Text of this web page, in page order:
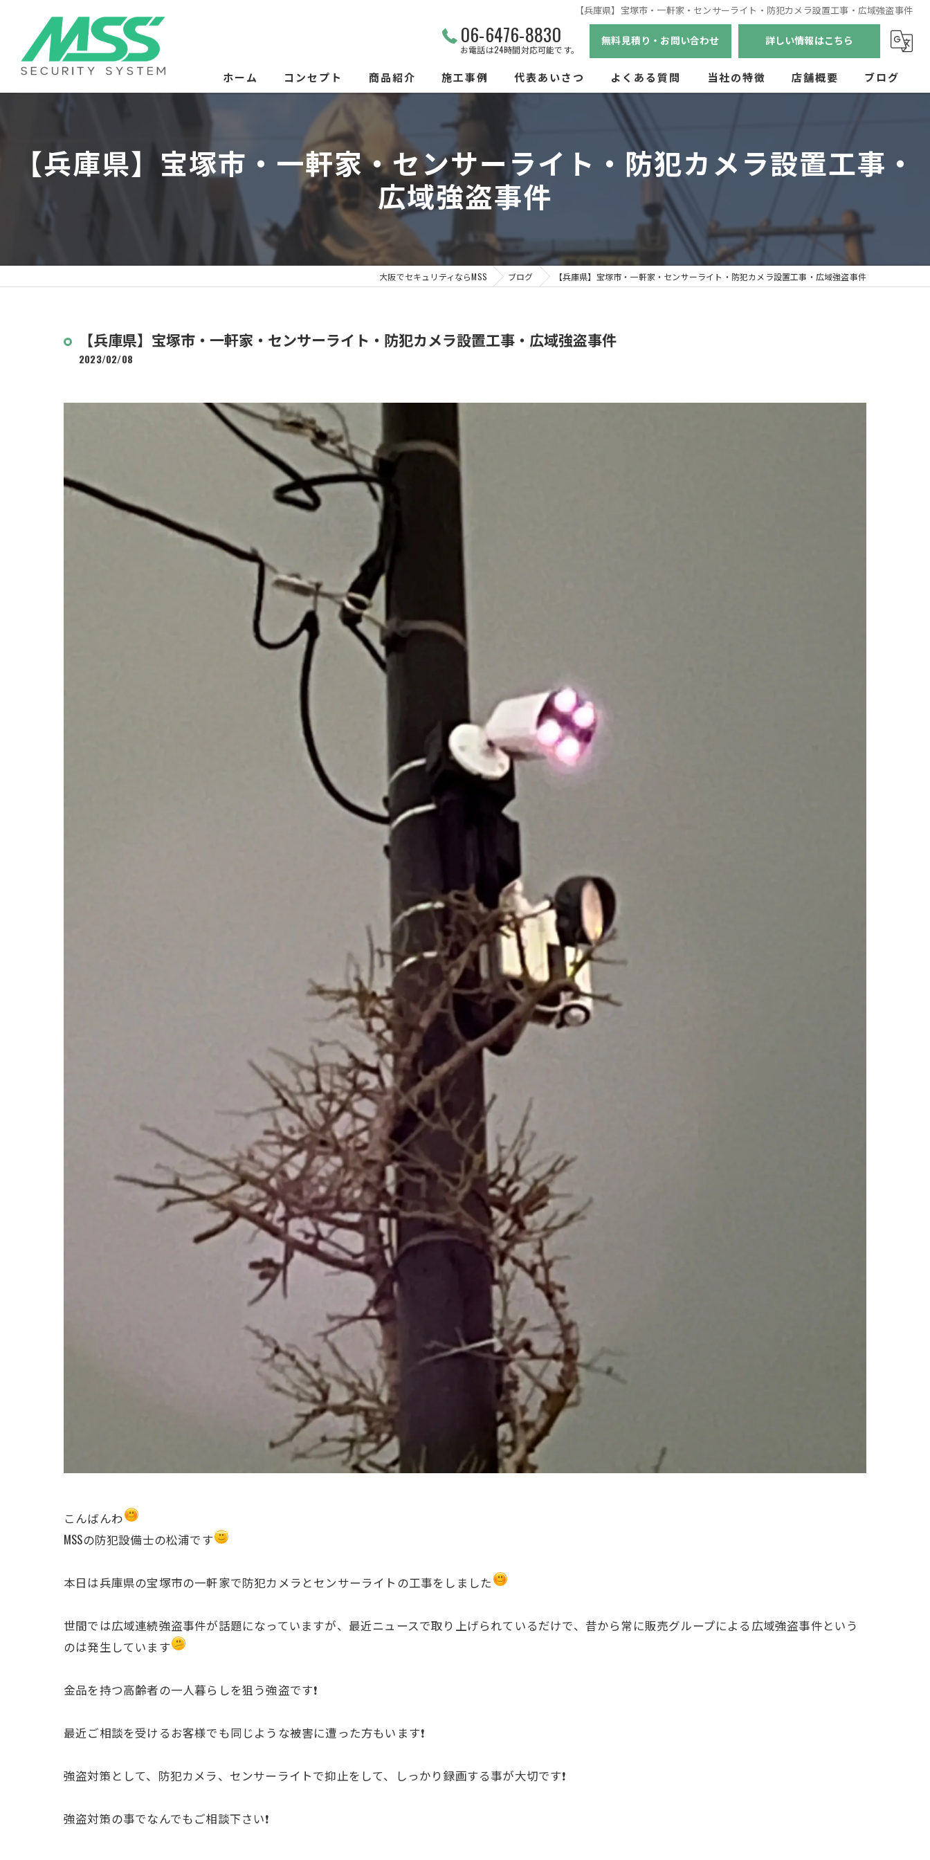
【兵庫県】宝塚市・一軒家・センサーライト・防犯カメラ設置工事・広域強盗事件
06-6476-8830
お電話は24時間対応可能です。
無料見積り・お問い合わせ 詳しい情報はこちら
ホーム コンセプト
サービス
商品紹介 施工事例 代表あいさつ よくある質問 当社の特徴
京都のセキュリティ
滋賀のセキュリティ
和歌山のセキュリティ
店舗概要 ブログ
【兵庫県】宝塚市・一軒家・センサーライト・防犯カメラ設置工事・
広域強盗事件
大阪でセキュリティならMSS ブログ 【兵庫県】宝塚市・一軒家・センサーライト・防犯カメラ設置工事・広域強盗事件
【兵庫県】宝塚市・一軒家・センサーライト・防犯カメラ設置工事・広域強盗事件
2023/02/08
こんばんわ
MSSの防犯設備士の松浦です
本日は兵庫県の宝塚市の一軒家で防犯カメラとセンサーライトの工事をしました
世間では広域連続強盗事件が話題になっていますが、最近ニュースで取り上げられているだけで、昔から常に販売グループによる広域強盗事件という
のは発生しています
金品を持つ高齢者の一人暮らしを狙う強盗です❗️
最近ご相談を受けるお客様でも同じような被害に遭った方もいます❗️
強盗対策として、防犯カメラ、センサーライトで抑止をして、しっかり録画する事が大切です❗️
強盗対策の事でなんでもご相談下さい❗️